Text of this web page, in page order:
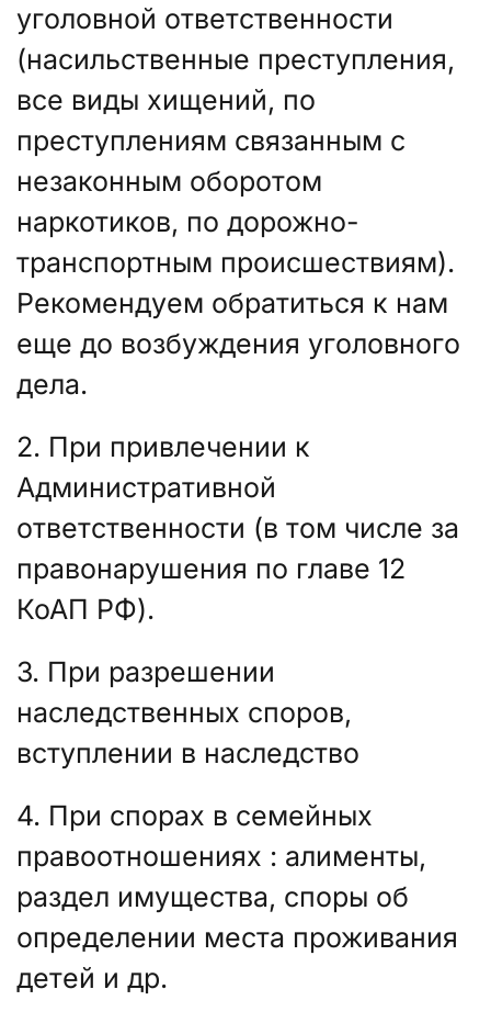
уголовной ответственности
(насильственные преступления,
все виды хищений, по
преступлениям связанным с
незаконным оборотом
наркотиков, по дорожно-
транспортным происшествиям).
Рекомендуем обратиться к нам
еще до возбуждения уголовного
дела.
2. При привлечении к
Административной
ответственности (в том числе за
правонарушения по главе 12
КоАП РФ).
3. При разрешении
наследственных споров,
вступлении в наследство
4. При спорах в семейных
правоотношениях : алименты,
раздел имущества, споры об
определении места проживания
детей и др.